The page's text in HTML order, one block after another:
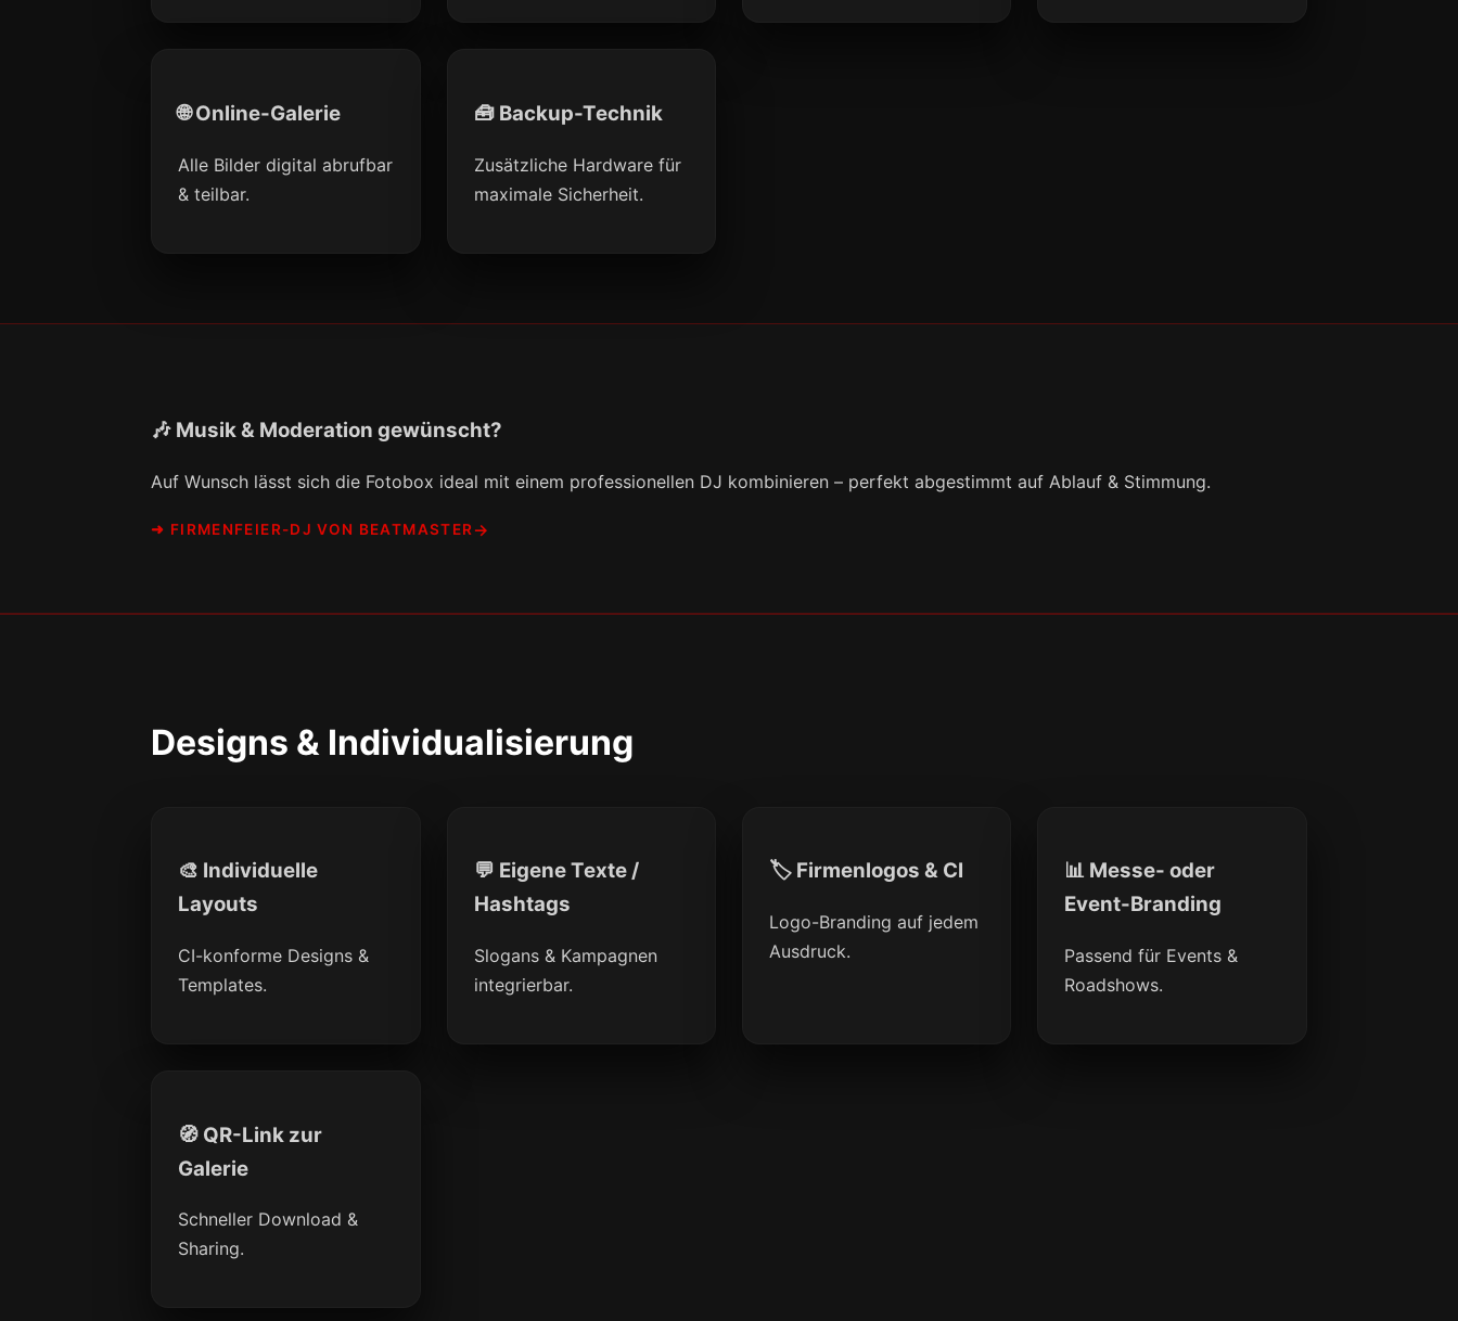
🌐 Online-Galerie
Alle Bilder digital abrufbar
& teilbar.
🧰 Backup-Technik
Zusätzliche Hardware für
maximale Sicherheit.
🎶 Musik & Moderation gewünscht?
Auf Wunsch lässt sich die Fotobox ideal mit einem professionellen DJ kombinieren – perfekt abgestimmt auf Ablauf & Stimmung.
➜ FIRMENFEIER-DJ VON BEATMASTER
Designs & Individualisierung
🎨 Individuelle
Layouts
CI-konforme Designs &
Templates.
💬 Eigene Texte /
Hashtags
Slogans & Kampagnen
integrierbar.
🏷 Firmenlogos & CI
Logo-Branding auf jedem
Ausdruck.
📊 Messe- oder
Event-Branding
Passend für Events &
Roadshows.
🧭 QR-Link zur
Galerie
Schneller Download &
Sharing.